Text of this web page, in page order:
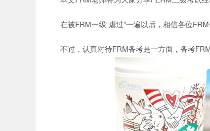
在被FRM一级“虐过”一遍以后，相信各位FRM
不过，认真对待FRM备考是一方面，备考FRM